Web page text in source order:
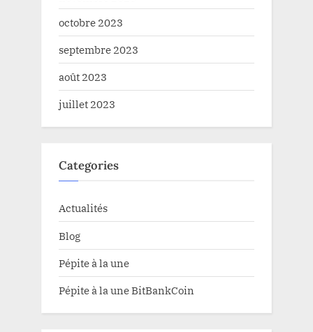
octobre 2023
septembre 2023
août 2023
juillet 2023
Categories
Actualités
Blog
Pépite à la une
Pépite à la une BitBankCoin